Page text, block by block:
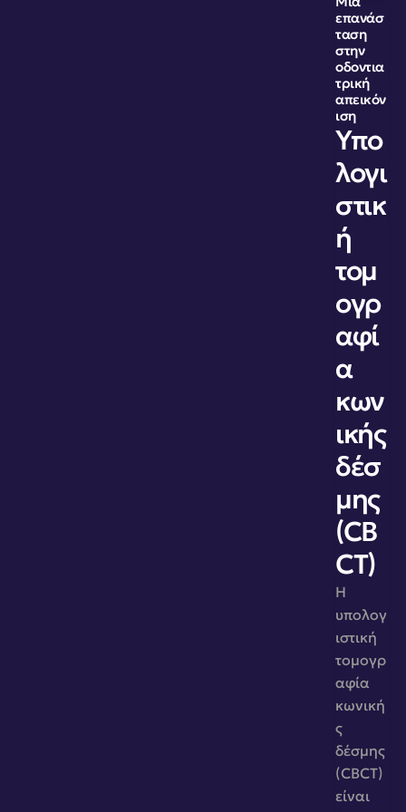
επανάσ
ταση
στην
οδοντια
τρική
απεικόν
ιση
Υπο
λογι
στικ
ή
τομ
ογρ
αφί
α
κων
ικής
δέσ
μης
(CB
CT)
Η
υπολογ
ιστική
τομογρ
αφία
κωνική
ς
δέσμης
(CBCT)
είναι